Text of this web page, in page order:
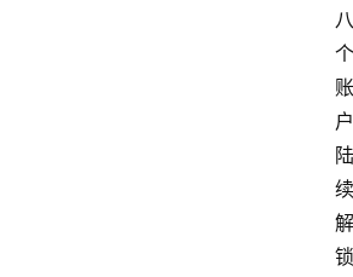
八
个
账
户
陆
续
解
锁